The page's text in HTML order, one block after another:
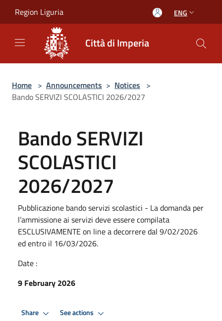
Region Liguria ENG
Città di Imperia
Home > Announcements > Notices >
Bando SERVIZI SCOLASTICI 2026/2027
Bando SERVIZI
SCOLASTICI
2026/2027
Pubblicazione bando servizi scolastici - La domanda per
l’ammissione ai servizi deve essere compilata
ESCLUSIVAMENTE on line a decorrere dal 9/02/2026
ed entro il 16/03/2026.
Date :
9 February 2026
Share See actions